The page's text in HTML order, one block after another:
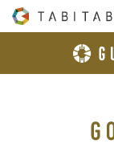
Skip to Content